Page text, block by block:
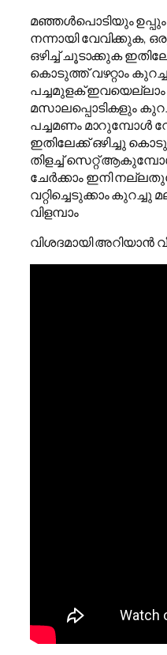
മഞ്ഞൾപൊടിയും
നന്നായി വേവിക്കുക,
ഒഴിച്ച് ചൂടാക്കുക
കൊടുത്ത് വഴറ്റാം
പച്ചമുളക് ഇവയെല്ലാം
മസാലപ്പൊടികളും
പച്ചമണം മാറുമ്പോൾ
ഇതിലേക്ക് ഒഴിച്ചു
തിളച്ച് സെറ്റ്
ചേർക്കാം ഇനി
വറ്റിച്ചെടുക്കാം കുറച്ചു
വിളമ്പാം
വിശദമായി